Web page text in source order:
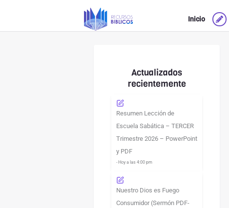
Inicio
Actualizados
recientemente
Resumen Lección de
Escuela Sabática – TERCER
Trimestre 2026 – PowerPoint
y PDF
- Hoy a las 4:00 pm
Nuestro Dios es Fuego
Consumidor (Sermón PDF-